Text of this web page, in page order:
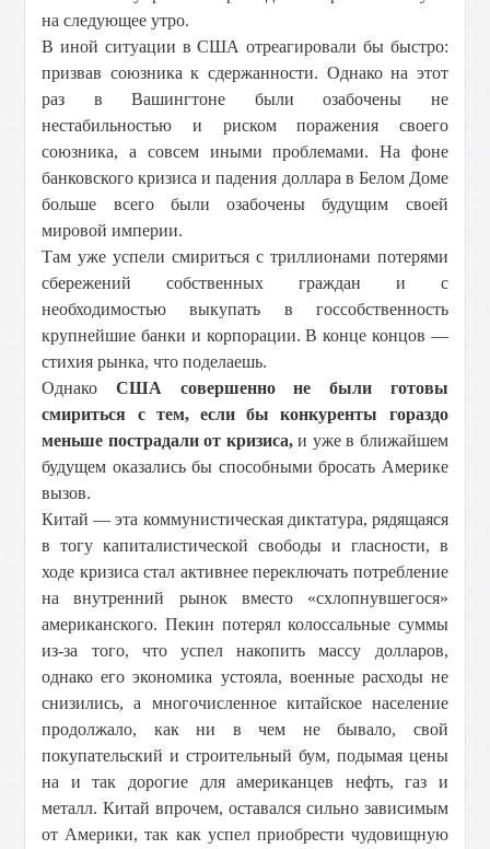
на следующее утро.
В иной ситуации в США отреагировали бы быстро:
призвав союзника к сдержанности. Однако на этот
раз в Вашингтоне были озабочены не
нестабильностью и риском поражения своего
союзника, а совсем иными проблемами. На фоне
банковского кризиса и падения доллара в Белом Доме
больше всего были озабочены будущим своей
мировой империи.
Там уже успели смириться с триллионами потерями
сбережений собственных граждан и с
необходимостью выкупать в госсобственность
крупнейшие банки и корпорации. В конце концов —
стихия рынка, что поделаешь.
ОднакоСША совершенно не были готовы
смириться с тем, если бы конкуренты гораздо
меньше пострадали от кризиса,и уже в ближайшем
будущем оказались бы способными бросать Америке
вызов.
Китай — эта коммунистическая диктатура, рядящаяся
в тогу капиталистической свободы и гласности, в
ходе кризиса стал активнее переключать потребление
на внутренний рынок вместо «схлопнувшегося»
американского. Пекин потерял колоссальные суммы
из-за того, что успел накопить массу долларов,
однако его экономика устояла, военные расходы не
снизились, а многочисленное китайское население
продолжало, как ни в чем не бывало, свой
покупательский и строительный бум, подымая цены
на и так дорогие для американцев нефть, газ и
металл. Китай впрочем, оставался сильно зависимым
от Америки, так как успел приобрести чудовищную